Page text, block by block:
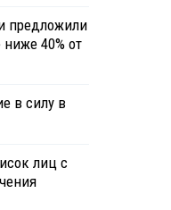
предложили
40% от
в силу в
лиц с